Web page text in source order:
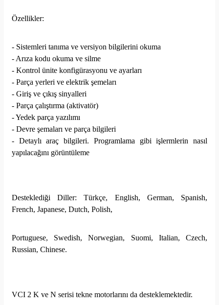
Özellikler:
- Sistemleri tanıma ve versiyon bilgilerini okuma
- Arıza kodu okuma ve silme
- Kontrol ünite konfigürasyonu ve ayarları
- Parça yerleri ve elektrik şemeları
- Giriş ve çıkış sinyalleri
- Parça çalıştırma (aktivatör)
- Yedek parça yazılımı
- Devre şemaları ve parça bilgileri
- Detaylı araç bilgileri. Programlama gibi işlermlerin nasıl
yapılacağını görüntüleme
Desteklediği Diller: Türkçe, English, German, Spanish,
French, Japanese, Dutch, Polish,
Portuguese, Swedish, Norwegian, Suomi, Italian, Czech,
Russian, Chinese.
VCI 2 K ve N serisi tekne motorlarını da desteklemektedir.